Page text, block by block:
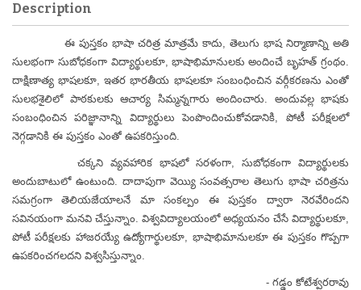
Description
ఈ పుస్తకం భాషా చరిత్ర మాత్రమే కాదు, తెలుగు భాష నిర్మాణాన్ని అతి
సులభంగా సుబోధకంగా విద్యార్థులకూ, భాషాభిమానులకు అందించే బృహత్ గ్రంథం.
దాక్షిణాత్య భాషలకూ, ఇతర భారతీయ భాషలకూ సంబంధించిన వర్గీకరణను ఎంతో
సులభశైలిలో పాఠకులకు ఆచార్య సిమ్మన్నగారు అందించారు. అందువల్ల భాషకు
సంబంధించిన పరిజ్ఞానాన్ని విద్యార్థులు పెంపొందించుకోవడానికి, పోటీ పరీక్షలలో
నెగ్గడానికి ఈ పుస్తకం ఎంతో ఉపకరిస్తుంది.
చక్కని వ్యవహారిక భాషలో సరళంగా, సుబోధకంగా విద్యార్థులకు
అందుబాటులో ఉంటుంది. దాదాపుగా వెయ్యి సంవత్సరాల తెలుగు భాషా చరిత్రను
సమగ్రంగా తెలియజేయాలనే మా సంకల్పం ఈ పుస్తకం ద్వారా నెరవేరిందని
సవినయంగా మనవి చేస్తున్నాం. విశ్వవిద్యాలయంలో అధ్యయనం చేసే విద్యార్థులకూ,
పోటీ పరీక్షలకు హాజరయ్యే ఉద్యోగార్థులకూ, భాషాభిమానులకూ ఈ పుస్తకం గొప్పగా
ఉపకరించగలదని విశ్వసిస్తున్నాం.
- గడ్డం కోటేశ్వరరావు